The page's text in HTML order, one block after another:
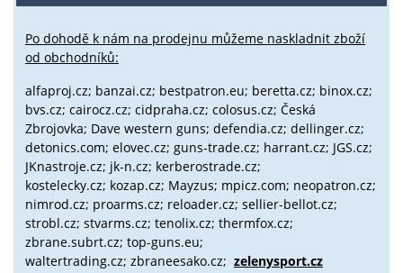
Po dohodě k nám na prodejnu můžeme naskladnit zboží
od obchodníků:
alfaproj.cz; banzai.cz; bestpatron.eu; beretta.cz; binox.cz;
bvs.cz; cairocz.cz; cidpraha.cz; colosus.cz; Česká
Zbrojovka; Dave western guns; defendia.cz; dellinger.cz;
detonics.com; elovec.cz; guns-trade.cz; harrant.cz; JGS.cz;
JKnastroje.cz; jk-n.cz; kerberostrade.cz;
kostelecky.cz; kozap.cz; Mayzus; mpicz.com; neopatron.cz;
nimrod.cz; proarms.cz; reloader.cz; sellier-bellot.cz;
strobl.cz; stvarms.cz; tenolix.cz; thermfox.cz;
zbrane.subrt.cz; top-guns.eu;
waltertrading.cz; zbraneesako.cz; zelenysport.cz